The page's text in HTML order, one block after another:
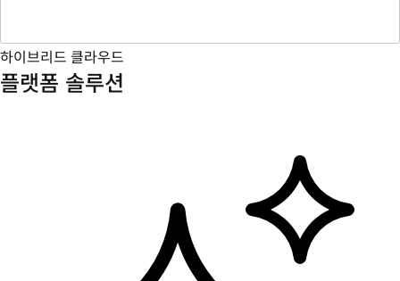
하이브리드 클라우드
플랫폼 솔루션